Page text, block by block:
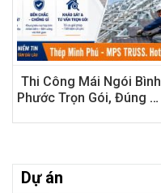
Thi Công Mái Ngói Bình
Phước Trọn Gói, Đúng Kỹ
Dự án